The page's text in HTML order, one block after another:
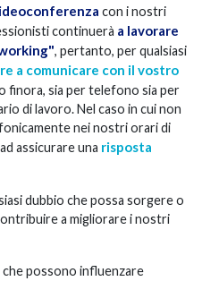
con i nostri
continuerà a lavorare
, pertanto, per qualsiasi
a comunicare con il vostro
finora, sia per telefono sia per
di lavoro. Nel caso in cui non
nei nostri orari di
assicurare una risposta
dubbio che possa sorgere o
a migliorare i nostri
possono influenzare